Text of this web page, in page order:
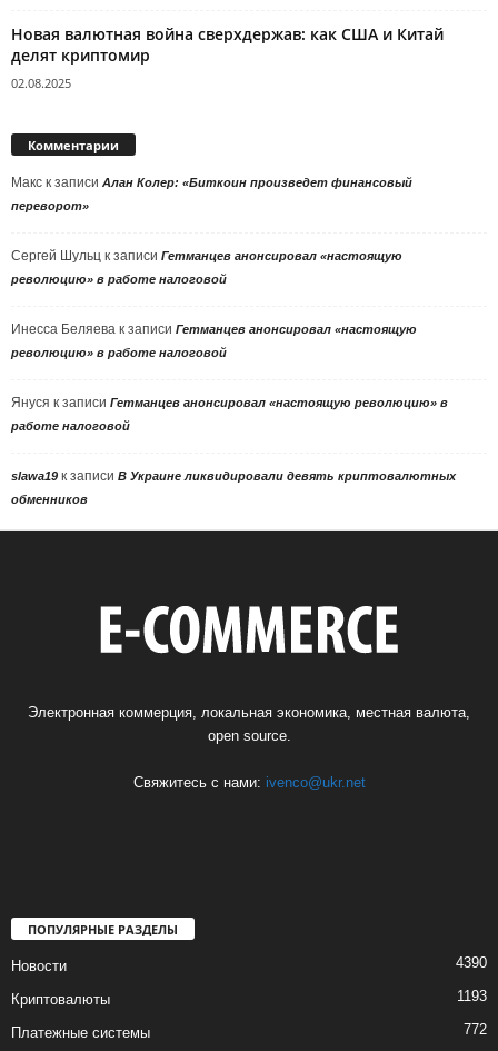
Новая валютная война сверхдержав: как США и Китай
делят криптомир
02.08.2025
Комментарии
Макс к записи Алан Колер: «Биткоин произведет финансовый
переворот»
Сергей Шульц к записи Гетманцев анонсировал «настоящую
революцию» в работе налоговой
Инесса Беляева к записи Гетманцев анонсировал «настоящую
революцию» в работе налоговой
Януся к записи Гетманцев анонсировал «настоящую революцию» в
работе налоговой
slawa19 к записи В Украине ликвидировали девять криптовалютных
обменников
Электронная коммерция, локальная экономика, местная валюта,
open source.
Свяжитесь с нами: ivenco@ukr.net
ПОПУЛЯРНЫЕ РАЗДЕЛЫ
Новости 4390
Криптовалюты 1193
Платежные системы 772